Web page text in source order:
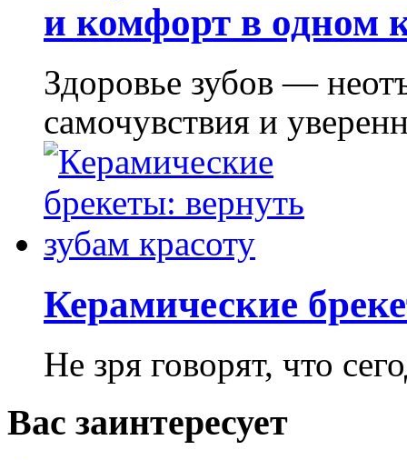
и комфорт в одном
Здоровье зубов —
самочувствия и
Керамические
Не зря говорят, что
Вас заинтересует